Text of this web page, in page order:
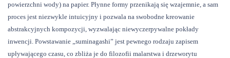
powierzchni wody) na papier. Płynne formy przenikają się wzajemnie, a sam
proces jest niezwykle intuicyjny i pozwala na swobodne kreowanie
abstrakcyjnych kompozycji, wyzwalając niewyczerpywalne pokłady
inwencji. Powstawanie „suminagashi” jest pewnego rodzaju zapisem
upływającego czasu, co zbliża je do filozofii malarstwa i drzeworytu